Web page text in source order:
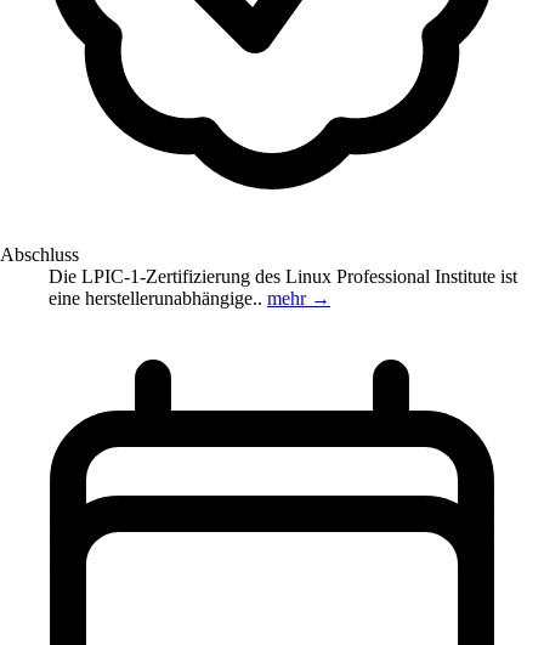
Abschluss
Die LPIC-1-Zertifizierung des Linux Professional Institute ist
eine herstellerunabhängige.. mehr →